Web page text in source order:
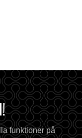
funktioner på